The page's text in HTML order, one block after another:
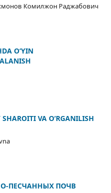
Комилжон Раджабович
O‘YIN
VA O‘RGANILISH
ПЕСЧАННЫХ ПОЧВ